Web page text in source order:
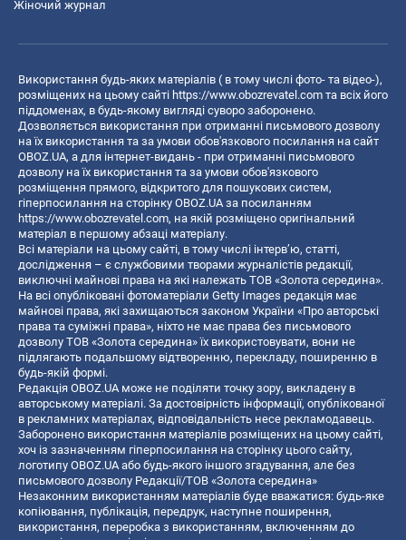
Жіночий журнал
Використання будь-яких матеріалів ( в тому числі фото- та відео-),
розміщених на цьому сайті https://www.obozrevatel.com та всіх його
піддоменах, в будь-якому вигляді суворо заборонено.
Дозволяється використання при отриманні письмового дозволу
на їх використання та за умови обов'язкового посилання на сайт
OBOZ.UA, а для інтернет-видань - при отриманні письмового
дозволу на їх використання та за умови обов'язкового
розміщення прямого, відкритого для пошукових систем,
гіперпосилання на сторінку OBOZ.UA за посиланням
https://www.obozrevatel.com, на якій розміщено оригінальний
матеріал в першому абзаці матеріалу.
Всі матеріали на цьому сайті, в тому числі інтерв’ю, статті,
дослідження – є службовими творами журналістів редакції,
виключні майнові права на які належать ТОВ «Золота середина».
На всі опубліковані фотоматеріали Getty Images редакція має
майнові права, які захищаються законом України «Про авторські
права та суміжні права», ніхто не має права без письмового
дозволу ТОВ «Золота середина» їх використовувати, вони не
підлягають подальшому відтворенню, перекладу, поширенню в
будь-якій формі.
Редакція OBOZ.UA може не поділяти точку зору, викладену в
авторському матеріалі. За достовірність інформації, опублікованої
в рекламних матеріалах, відповідальність несе рекламодавець.
Заборонено використання матеріалів розміщених на цьому сайті,
хоч із зазначенням гіперпосилання на сторінку цього сайту,
логотипу OBOZ.UA або будь-якого іншого згадування, але без
письмового дозволу Редакції/ТОВ «Золота середина»
Незаконним використанням матеріалів буде вважатися: будь-яке
копiювання, публiкацiя, передрук, наступне поширення,
використання, переробка з використанням, включенням до